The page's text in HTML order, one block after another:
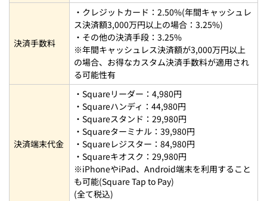
決済手数料
・クレジットカード：2.50%(年間キャッシュレ
ス決済額3,000万円以上の場合：3.25%)
・その他の決済手段：3.25%
※年間キャッシュレス決済額が3,000万円以上
の場合、お得なカスタム決済手数料が適用され
る可能性有
決済端末代金
・Squareリーダー：4,980円
・Squareハンディ：44,980円
・Squareスタンド：29,980円
・Squareターミナル：39,980円
・Squareレジスター：84,980円
・Squareキオスク：29,980円
※iPhoneやiPad、Android端末を利用すること
も可能(Square Tap to Pay)
(全て税込)